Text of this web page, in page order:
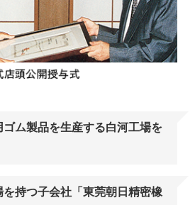
ム製品を生産する白河工場を
持つ子会社「東莞朝日精密橡